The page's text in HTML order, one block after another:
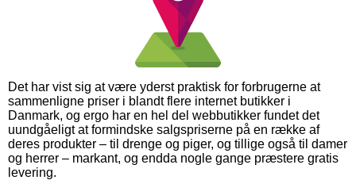
Det har vist sig at være yderst praktisk for forbrugerne at
sammenligne priser i blandt flere internet butikker i
Danmark, og ergo har en hel del webbutikker fundet det
uundgåeligt at formindske salgspriserne på en række af
deres produkter – til drenge og piger, og tillige også til damer
og herrer – markant, og endda nogle gange præstere gratis
levering.